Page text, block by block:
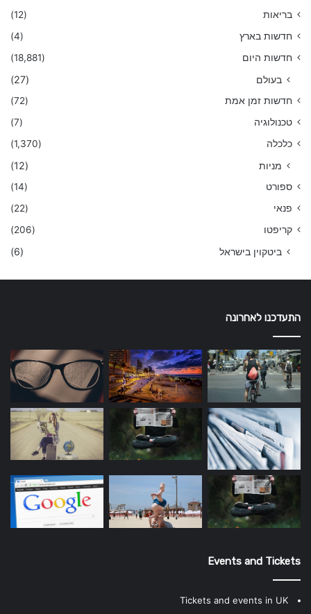
בריאות
(12)
חדשות בארץ
(4)
חדשות היום
(18,881)
בעולם (27)
חדשות זמן אמת
(72)
טכנולוגיה
(7)
כלכלה
(1,370)
מניות (12)
ספורט
(14)
פנאי
(22)
קריפטו
(206)
ביטקוין בישראל (6)
התעדכנו לאחרונה
Events and Tickets
Tickets and events in UK